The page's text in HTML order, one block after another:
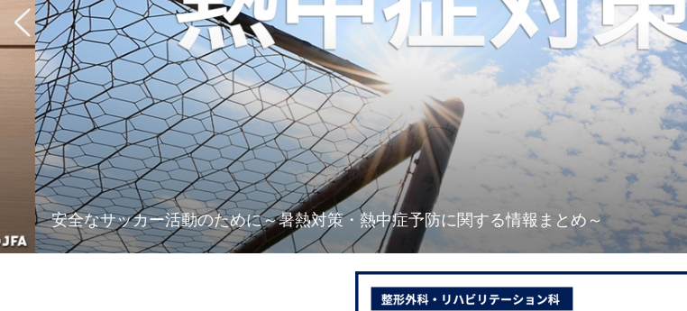
安全なサッカー活動のために～暑熱対策・熱中症予防に関する情報まとめ～